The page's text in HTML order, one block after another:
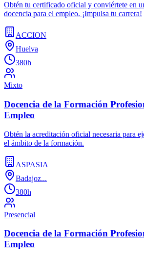
Obtén tu certificado oficial y conviértete en
docencia para el empleo. ¡Impulsa tu carrera!
ACCION
Huelva
380h
Mixto
Docencia de la Formación
Empleo
Obtén la acreditación oficial necesaria para
el ámbito de la formación.
ASPASIA
Badajoz...
380h
Presencial
Docencia de la Formación
Empleo